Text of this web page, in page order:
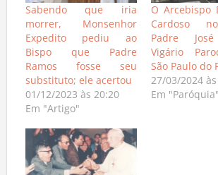
Sabendo que iria
morrer, Monsenhor
Expedito pediu ao
Bispo que Padre
Ramos fosse seu
substituto; ele acertou
01/12/2023 às 20:20
Em "Artigo"
O Arcebispo
Cardoso
Padre
Vigário
São Paulo do
27/03/2024
Em "Paróquia"